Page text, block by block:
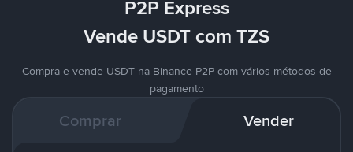
P2P Express
Vende USDT com TZS
Compra e vende USDT na Binance P2P com vários métodos de
pagamento
Comprar Vender